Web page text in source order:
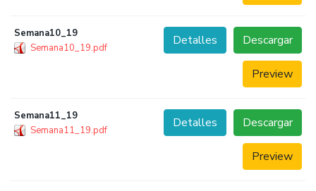
Semana10_19
Semana10_19.pdf
Descargar
Detalles
Preview
Semana11_19
Semana11_19.pdf
Descargar
Detalles
Preview